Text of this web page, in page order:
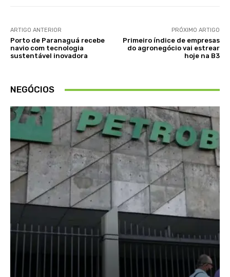
ARTIGO ANTERIOR
Porto de Paranaguá recebe
navio com tecnologia
sustentável inovadora
PRÓXIMO ARTIGO
Primeiro índice de empresas
do agronegócio vai estrear
hoje na B3
NEGÓCIOS